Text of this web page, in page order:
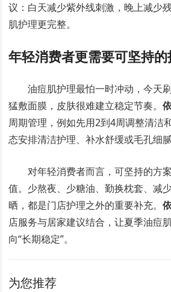
议：白天减少紫外线刺激，晚上减少
肌护理更完整。
年轻消费者更需要可坚持
油痘肌护理最怕一时冲动，今天
猛敷面膜，皮肤很难建立稳定节奏。
周期管理，例如先用2到4周调整清洁
态安排清洁护理、补水舒缓或毛孔细腻
对年轻消费者而言，可坚持的方
值。少熬夜、少糖油、勤换枕套、减
晒，都是门店护理之外的重要补充。
店服务与居家建议结合，让夏季油痘
向“长期稳定”。
为您推荐